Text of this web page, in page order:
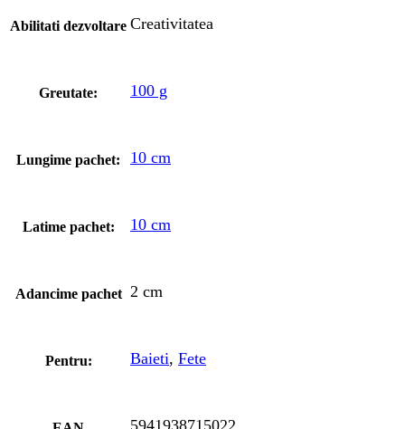
Abilitati dezvoltare Creativitatea
Greutate: 100 g
Lungime pachet: 10 cm
Latime pachet: 10 cm
Adancime pachet 2 cm
Pentru: Baieti, Fete